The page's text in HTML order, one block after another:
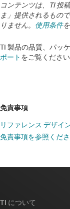
コンテンツは、TI 投
ま」提供されるもの
りません。 使用条件
TI 製品の品質、パッ
ポート をご覧ください
免責事項
リファレンス デザイ
免責事項を参照くださ
TI について